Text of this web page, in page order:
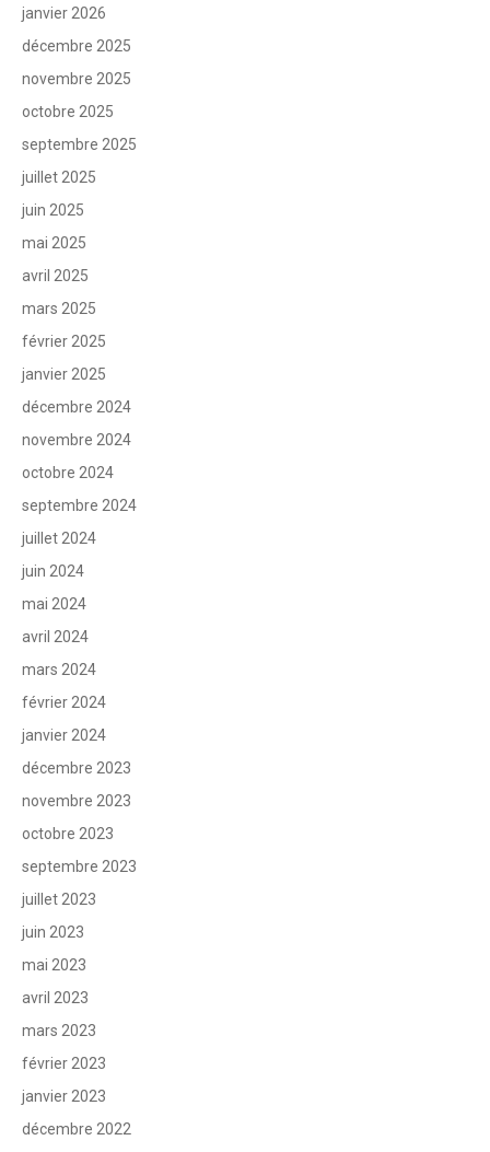
janvier 2026
décembre 2025
novembre 2025
octobre 2025
septembre 2025
juillet 2025
juin 2025
mai 2025
avril 2025
mars 2025
février 2025
janvier 2025
décembre 2024
novembre 2024
octobre 2024
septembre 2024
juillet 2024
juin 2024
mai 2024
avril 2024
mars 2024
février 2024
janvier 2024
décembre 2023
novembre 2023
octobre 2023
septembre 2023
juillet 2023
juin 2023
mai 2023
avril 2023
mars 2023
février 2023
janvier 2023
décembre 2022